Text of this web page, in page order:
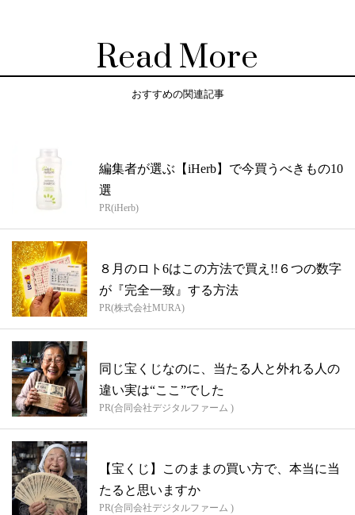
Read More
おすすめの関連記事
編集者が選ぶ【iHerb】で今買うべきもの10
選
PR(iHerb)
８月のロト6はこの方法で買え!!６つの数字
が『完全一致』する方法
PR(株式会社MURA)
同じ宝くじなのに、当たる人と外れる人の
違い実は“ここ”でした
PR(合同会社デジタルファーム )
【宝くじ】このままの買い方で、本当に当
たると思いますか
PR(合同会社デジタルファーム )